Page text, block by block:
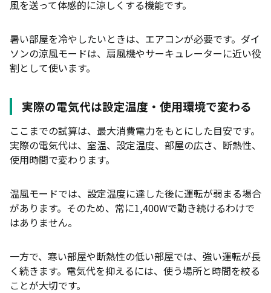
風を送って体感的に涼しくする機能です。
暑い部屋を冷やしたいときは、エアコンが必要です。ダイ
ソンの涼風モードは、扇風機やサーキュレーターに近い役
割として使います。
実際の電気代は設定温度・使用環境で変わる
ここまでの試算は、最大消費電力をもとにした目安です。
実際の電気代は、室温、設定温度、部屋の広さ、断熱性、
使用時間で変わります。
温風モードでは、設定温度に達した後に運転が弱まる場合
があります。そのため、常に1,400Wで動き続けるわけで
はありません。
一方で、寒い部屋や断熱性の低い部屋では、強い運転が長
く続きます。電気代を抑えるには、使う場所と時間を絞る
ことが大切です。